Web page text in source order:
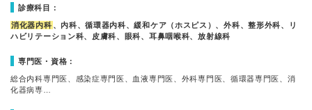
診療科目：
消化器内科 、内科、循環器内科、緩和ケア（ホスピス）、外科、整形外科、リ
ハビリテーション科、皮膚科、眼科、耳鼻咽喉科、放射線科
専門医・資格：
総合内科専門医、感染症専門医、血液専門医、外科専門医、循環器専門医、消
化器病専…